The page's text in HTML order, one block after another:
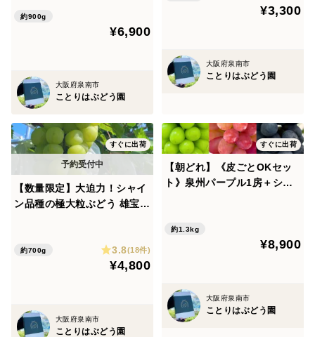
約900g
¥6,900
大阪府泉南市
ことりはぶどう園
¥3,300
大阪府泉南市
ことりはぶどう園
すぐに出荷
【数量限定】大迫力！シャイ
ン品種の極大粒ぶどう 雄宝1
約700g 3.8(18件)
¥4,800
大阪府泉南市
ことりはぶどう園
すぐに出荷
【朝どれ】《皮ごとOKセッ
ト》泉州パープル1房＋シャ
約1.3kg
¥8,900
大阪府泉南市
ことりはぶどう園